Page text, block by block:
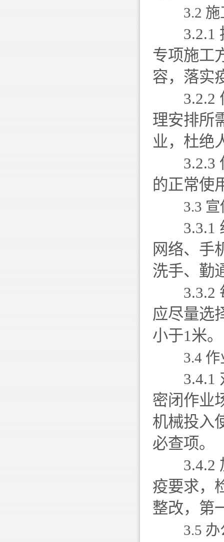
3.2
3.2.1 按
专项施工
容，落实
3.2.2 优
理安排所
业，杜绝
3.2.3 保
的正常使
3.3
3.3.1 组
网络、手
洗手、勤
3.3.2 每
应尽量选
小于1米。
3.4
3.4.1 对
密闭作业
机械投入
必查项。
3.4.2 加
疫要求，
整改，第
3.5